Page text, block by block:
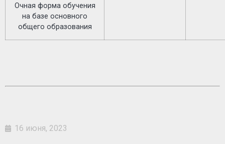
Очная форма обучения
на базе основного
общего образования
16 июня, 2023